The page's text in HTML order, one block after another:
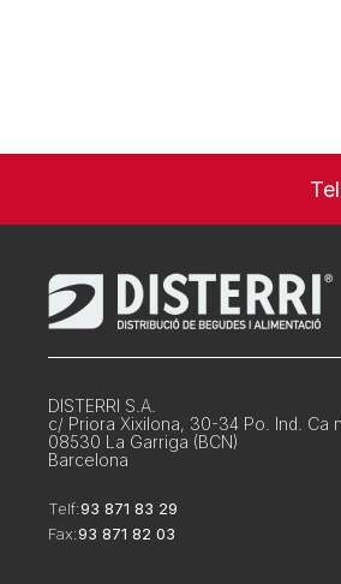
DISTERRI S.A.
c/ Priora Xixilona, 30-34 Po. Ind. Ca
08530 La Garriga (BCN)
Barcelona
Telf:93 871 83 29
Fax:93 871 82 03